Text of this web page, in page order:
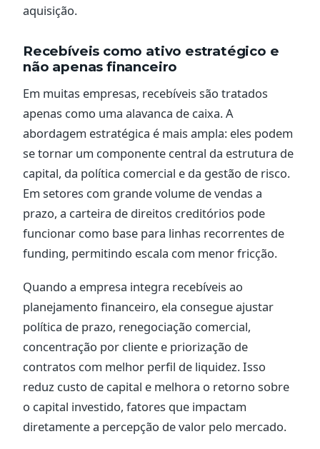
aquisição.
Recebíveis como ativo estratégico e
não apenas financeiro
Em muitas empresas, recebíveis são tratados
apenas como uma alavanca de caixa. A
abordagem estratégica é mais ampla: eles podem
se tornar um componente central da estrutura de
capital, da política comercial e da gestão de risco.
Em setores com grande volume de vendas a
prazo, a carteira de direitos creditórios pode
funcionar como base para linhas recorrentes de
funding, permitindo escala com menor fricção.
Quando a empresa integra recebíveis ao
planejamento financeiro, ela consegue ajustar
política de prazo, renegociação comercial,
concentração por cliente e priorização de
contratos com melhor perfil de liquidez. Isso
reduz custo de capital e melhora o retorno sobre
o capital investido, fatores que impactam
diretamente a percepção de valor pelo mercado.